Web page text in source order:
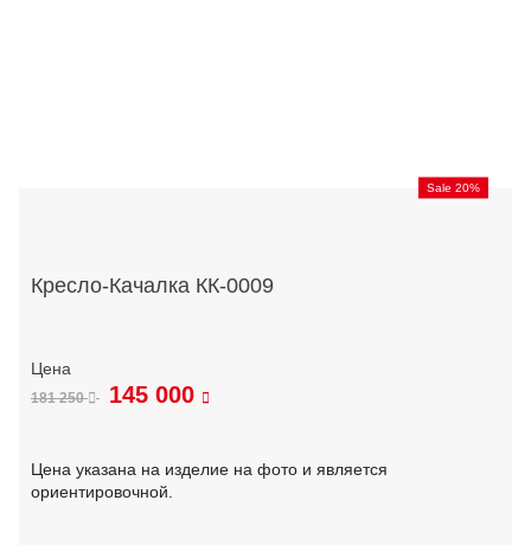
Sale 20%
Кресло-Качалка КК-0009
181 250 145 000
Цена указана на изделие на фото и является
ориентировочной.